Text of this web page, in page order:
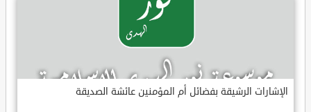
الإشارات الرشيقة بفضائل أم المؤمنين عائشة الصديقة